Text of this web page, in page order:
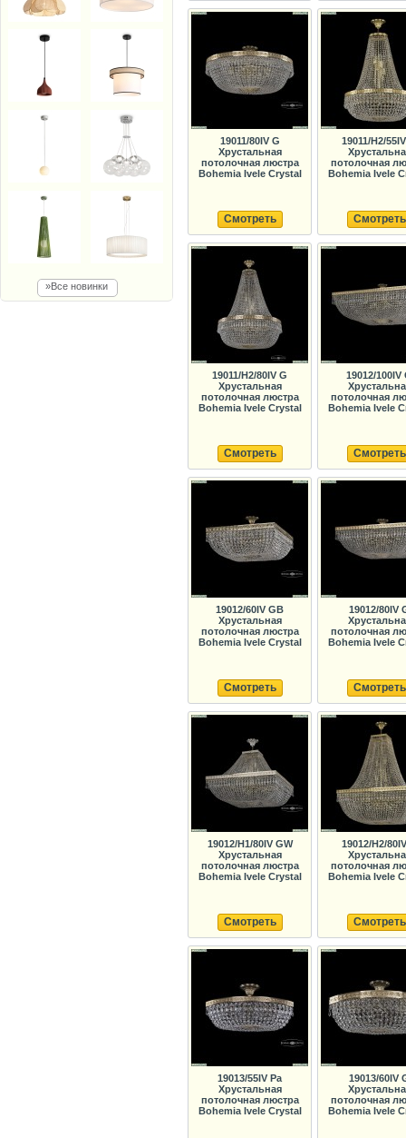
»Все новинки
19011/80IV G
Хрустальная
потолочная люстра
Bohemia Ivele Crystal
Смотреть
19011/H2/
потолочная
Bohemia Ivele
Смотреть
19011/H2/80IV G
Хрустальная
потолочная люстра
Bohemia Ivele Crystal
Смотреть
19012/100IV
потолочная
Bohemia Ivele
Смотреть
19012/60IV GB
Хрустальная
потолочная люстра
Bohemia Ivele Crystal
Смотреть
19012/80IV
потолочная
Bohemia Ivele
Смотреть
19012/H1/80IV GW
Хрустальная
потолочная люстра
Bohemia Ivele Crystal
Смотреть
19012/H2/
потолочная
Bohemia Ivele
Смотреть
19013/55IV Pa
Хрустальная
потолочная люстра
Bohemia Ivele Crystal
19013/60IV
потолочная
Bohemia Ivele